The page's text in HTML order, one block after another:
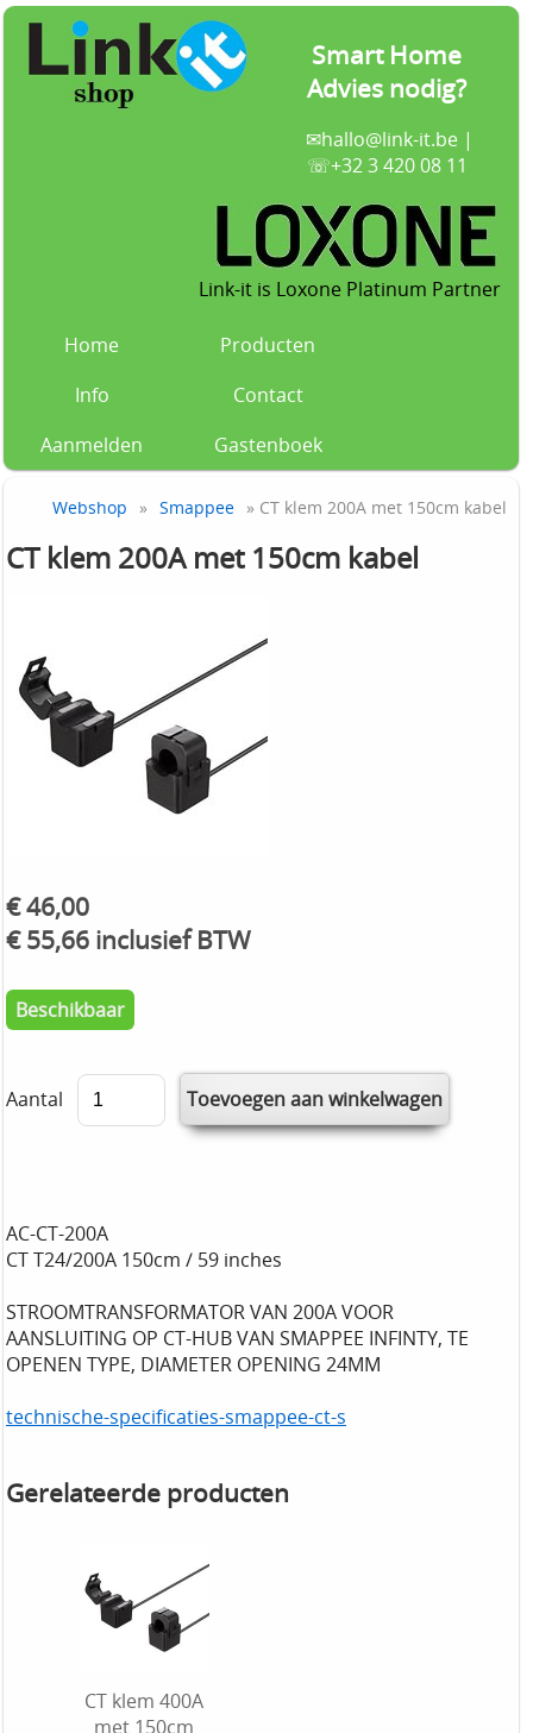
Smart Home
Advies nodig?
✉hallo@link-it.be|
☏+32 3 420 08 11
Link-it is Loxone Platinum Partner
Home
Producten
Info
Contact
Aanmelden
Gastenboek
Webshop » Smappee » CT klem 200A met 150cm kabel
CT klem 200A met 150cm kabel
€ 46,00
€ 55,66 inclusief BTW
Beschikbaar
Aantal
AC-CT-200A
CT T24/200A 150cm / 59 inches
STROOMTRANSFORMATOR VAN 200A VOOR
AANSLUITING OP CT-HUB VAN SMAPPEE INFINTY, TE
OPENEN TYPE, DIAMETER OPENING 24MM
technische-specificaties-smappee-ct-s
Gerelateerde producten
CT klem 400A
met 150cm